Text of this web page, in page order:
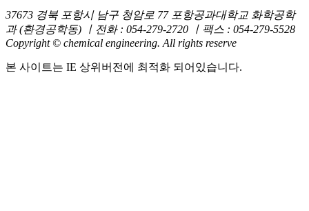
37673 경북 포항시 남구 청암로 77 포항공과대학교 화학공학
과 (환경공학동) ㅣ전화 : 054-279-2720 ㅣ팩스 : 054-279-5528
Copyright © chemical engineering. All rights reserve
본 사이트는 IE 상위버전에 최적화 되어있습니다.